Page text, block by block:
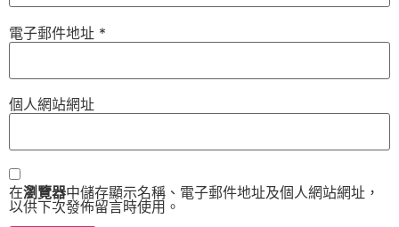
電子郵件地址 *
個人網站網址
在瀏覽器中儲存顯示名稱、電子郵件地址及個人網站網址，
以供下次發佈留言時使用。